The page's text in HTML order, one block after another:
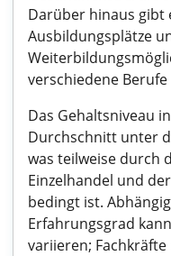
Darüber hinaus gibt
Ausbildungsplätze
verschiedene
Das Gehaltsniveau
Durchschnitt unter
was teilweise durch
Einzelhandel und
bedingt ist.
Erfahrungsgrad
variieren;